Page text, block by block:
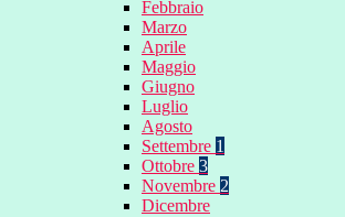
Febbraio
Marzo
Aprile
Maggio
Giugno
Luglio
Agosto
Settembre 1
Ottobre 3
Novembre 2
Dicembre